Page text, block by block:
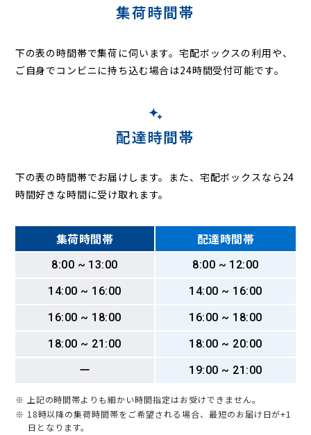
集荷時間帯
下の表の時間帯で集荷に伺います。宅配ボックスの利用や、
ご自身でコンビニに持ち込む場合は24時間受付可能です。
配達時間帯
下の表の時間帯でお届けします。また、宅配ボックスなら24
時間好きな時間に受け取れます。
集荷時間帯 配達時間帯
8:00 ~ 13:00
8:00 ~ 12:00
14:00 ~ 16:00
14:00 ~ 16:00
16:00 ~ 18:00
16:00 ~ 18:00
18:00 ~ 21:00
18:00 ~ 20:00
ー
19:00 ~ 21:00
※ 上記の時間帯よりも細かい時間指定はお受けできません。
※ 18時以降の集荷時間帯をご希望される場合、最短のお届け日が+1
日となります。